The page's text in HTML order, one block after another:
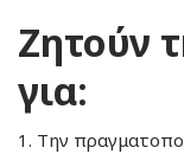
Ζητούν
για:
1. Την